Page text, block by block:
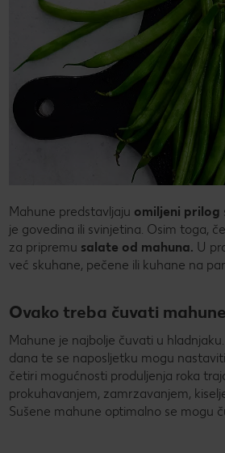
Mahune predstavljaju omiljeni prilog
je govedina ili svinjetina. Osim toga,
za pripremu salate od mahuna. U
već skuhane, pečene ili kuhane na
Ovako treba čuvati mahune
Mahune je najbolje čuvati u
dana te se naposljetku mogu
četiri mogućnosti produljenja roka
prokuhavanjem, zamrzavanjem,
Sušene mahune optimalno se mogu